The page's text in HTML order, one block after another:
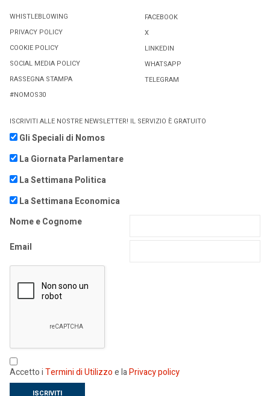
WHISTLEBLOWING
PRIVACY POLICY
COOKIE POLICY
SOCIAL MEDIA POLICY
RASSEGNA STAMPA
#NOMOS30
FACEBOOK
X
LINKEDIN
WHATSAPP
TELEGRAM
ISCRIVITI ALLE NOSTRE NEWSLETTER! IL SERVIZIO È GRATUITO
Gli Speciali di Nomos
La Giornata Parlamentare
La Settimana Politica
La Settimana Economica
Nome e Cognome
Email
Accetto iTermini di Utilizzoe laPrivacy policy